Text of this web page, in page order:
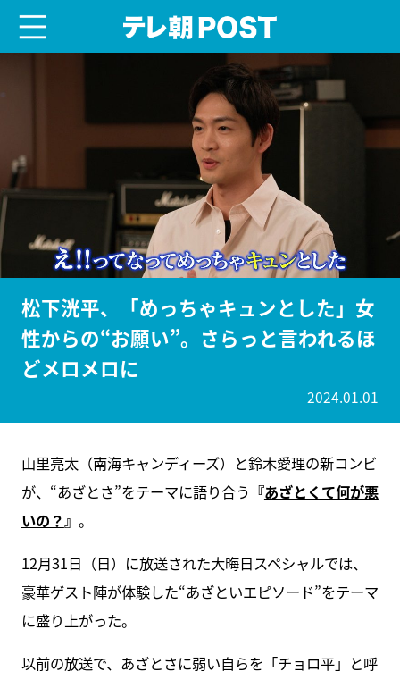
松下洸平、「めっちゃキュンとした」女
性からの“お願い”。さらっと言われるほ
どメロメロに
2024.01.01
山里亮太（南海キャンディーズ）と鈴木愛理の新コンビ
が、“あざとさ”をテーマに語り合う 『あざとくて何が悪
いの？ 』 。
12月31日（日）に放送された大晦日スペシャルでは、
豪華ゲスト陣が体験した“あざといエピソード”をテーマ
に盛り上がった。
以前の放送で、あざとさに弱い自らを「チョロ平」と呼